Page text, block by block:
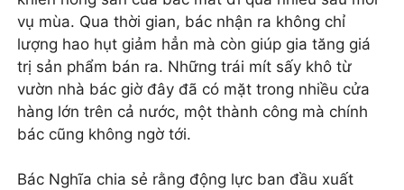
vụ mùa. Qua thời gian, bác nhận ra không chỉ
lượng hao hụt giảm hẳn mà còn giúp gia tăng giá
trị sản phẩm bán ra. Những trái mít sấy khô từ
vườn nhà bác giờ đây đã có mặt trong nhiều cửa
hàng lớn trên cả nước, một thành công mà chính
bác cũng không ngờ tới.
Bác Nghĩa chia sẻ rằng động lực ban đầu xuất